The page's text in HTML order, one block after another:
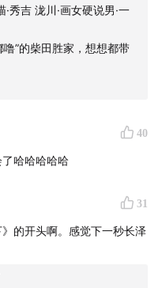
打败阴谋论
勇一
天
阅读）
·秀吉 泷川·画女硬说男·一
噜”的柴田胜家，想想都带
40
哈哈哈哈哈
31
的开头啊。感觉下一秒长泽